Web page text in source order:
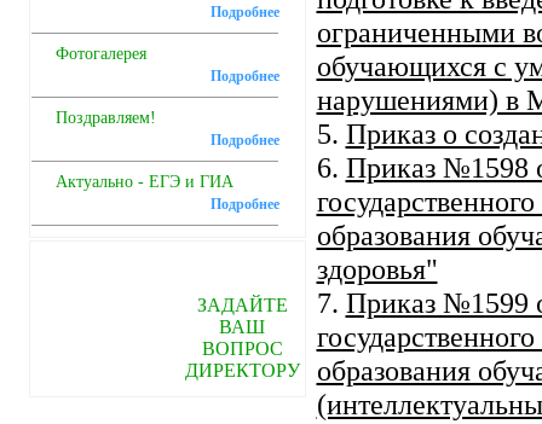
Подробнее
Фотогалерея
Подробнее
Поздравляем!
Подробнее
Актуально - ЕГЭ и ГИА
Подробнее
ЗАДАЙТЕ
ВАШ
ВОПРОС
ДИРЕКТОРУ
ограниченными
обучающихся с
нарушениями)
5. Приказ о
6. Приказ №1598
образования
здоровья"
7. Приказ №1599
образования